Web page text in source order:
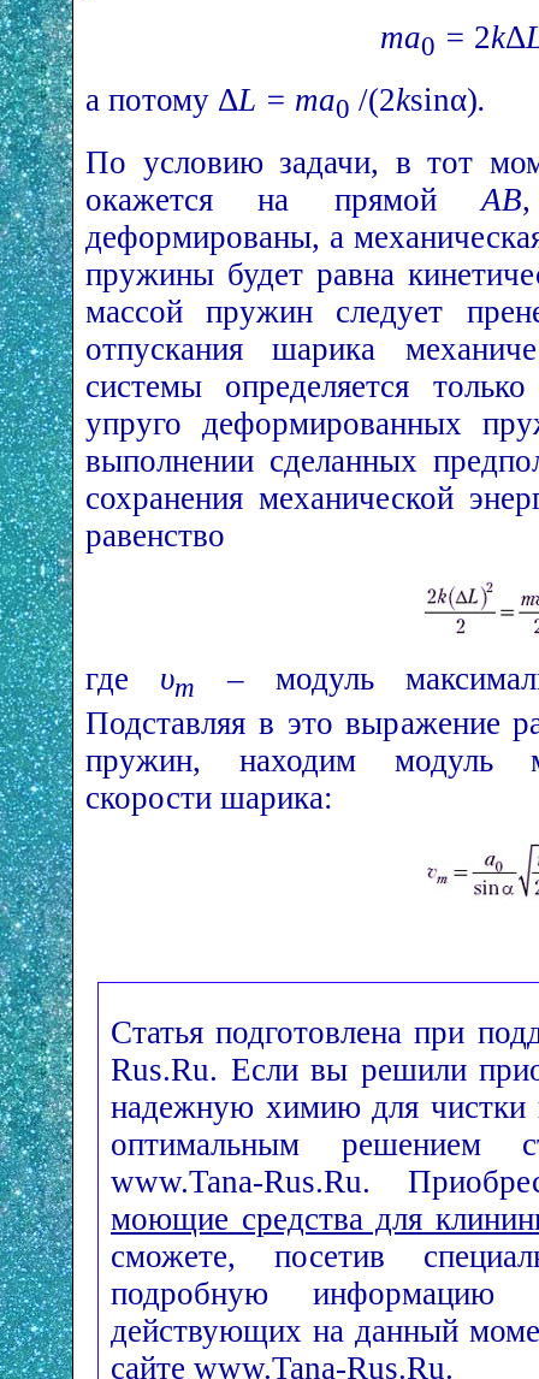
mа0 = 2kΔ
а потому ΔL = mа0 /(2ksinα).
По условию задачи, в тот
окажется на прямойАВ
деформированы, а
пружины будет равна
массой пружин следует
отпускания шарика
системы определяется
упруго деформированных
выполнении сделанных
сохранения механической
равенство
где υm
– модуль
Подставляя в это выражение
пружин, находим модуль
скорости шарика:
Статья подготовлена при
Rus.Ru. Если вы решили
надежную химию для чистки
оптимальным решением
www.Tana-Rus.Ru.
моющие средства для
сможете, посетив
подробную
действующих на данный
сайте www.Tana-Rus.Ru.